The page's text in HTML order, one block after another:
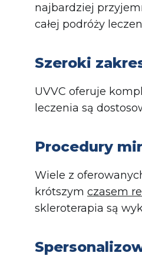
najbardziej
całej podróży
Szeroki
UVVC oferuje
leczenia są
Procedury
Wiele z
krótszym czasem
skleroterapia są